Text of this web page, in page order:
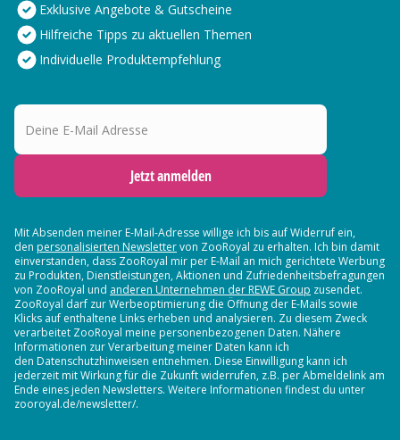
Exklusive Angebote & Gutscheine
Hilfreiche Tipps zu aktuellen Themen
Individuelle Produktempfehlung
Deine E-Mail Adresse
Jetzt anmelden
Mit Absenden meiner E-Mail-Adresse willige ich bis auf Widerruf ein,
den personalisierten Newslettervon ZooRoyal zu erhalten. Ich bin damit
einverstanden, dass ZooRoyal mir per E-Mail an mich gerichtete Werbung
zu Produkten, Dienstleistungen, Aktionen und Zufriedenheitsbefragungen
von ZooRoyal und anderen Unternehmen der REWE Group zusendet.
ZooRoyal darf zur Werbeoptimierung die Öffnung der E-Mails sowie
Klicks auf enthaltene Links erheben und analysieren. Zu diesem Zweck
verarbeitet ZooRoyal meine personenbezogenen Daten. Nähere
Informationen zur Verarbeitung meiner Daten kann ich
den Datenschutzhinweisen entnehmen. Diese Einwilligung kann ich
jederzeit mit Wirkung für die Zukunft widerrufen, z.B. per Abmeldelink am
Ende eines jeden Newsletters. Weitere Informationen findest du unter
zooroyal.de/newsletter/.